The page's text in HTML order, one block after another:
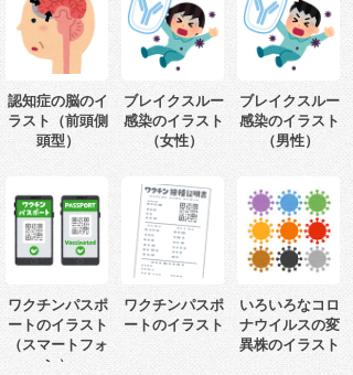
認知症の脳のイ
ラスト（前頭側
頭型）
ブレイクスルー
感染のイラスト
（女性）
ブレイクスルー
感染のイラスト
（男性）
ワクチンパスポ
ートのイラスト
（スマートフォ
ン）
ワクチンパスポ
ートのイラスト
いろいろなコロ
ナウイルスの変
異株のイラスト